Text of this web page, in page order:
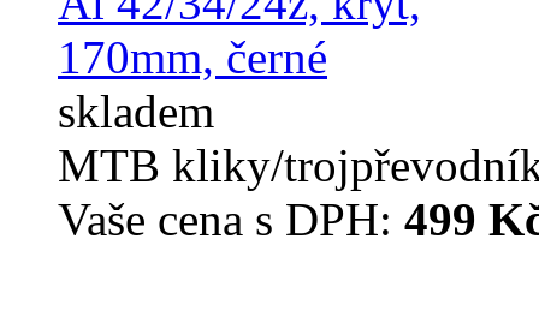
skladem
MTB kliky/
Vaše cena s DPH: 499